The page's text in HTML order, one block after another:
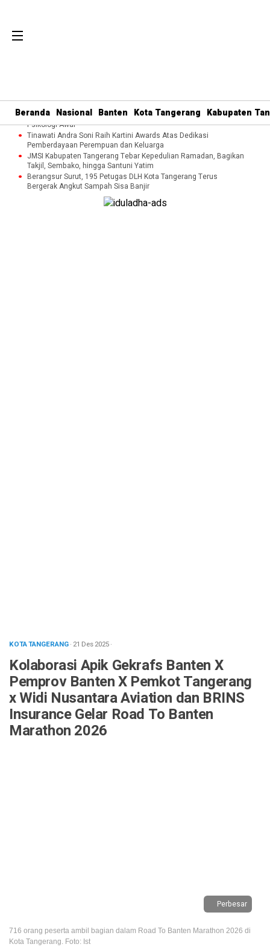
Beranda Nasional Banten Kota Tangerang Kabupaten
Tangsel Bekali Masyarakat Manajemen Stres dan Dukungan
Psikologi Awal
Tinawati Andra Soni Raih Kartini Awards Atas Dedikasi
Pemberdayaan Perempuan dan Keluarga
JMSI Kabupaten Tangerang Tebar Kepedulian Ramadan, Bagikan
Takjil, Sembako, hingga Santuni Yatim
Berangsur Surut, 195 Petugas DLH Kota Tangerang Terus
Bergerak Angkut Sampah Sisa Banjir
KOTA TANGERANG· 21 Des 2025·
Kolaborasi Apik Gekrafs Banten X
Pemprov Banten X Pemkot Tangerang
x Widi Nusantara Aviation dan BRINS
Insurance Gelar Road To Banten
Marathon 2026
Perbesar
716 orang peserta ambil bagian dalam Road To Banten Marathon 2026 di
Kota Tangerang. Foto: Ist